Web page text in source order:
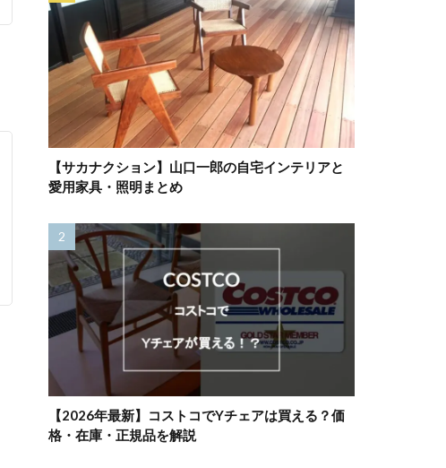
【サカナクション】山口一郎の自宅インテリアと
愛用家具・照明まとめ
【2026年最新】コストコでYチェアは買える？価
格・在庫・正規品を解説